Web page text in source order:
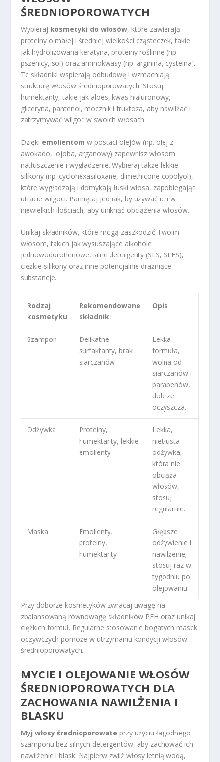
ŚREDNIOPOROWATYCH
Wybieraj kosmetyki do włosów, które zawierają
proteiny o małej i średniej wielkości cząsteczek, takie
jak hydrolizowana keratyna, proteiny roślinne (np.
pszenicy, soi) oraz aminokwasy (np. arginina, cysteina).
Te składniki wspierają odbudowę i wzmacniają
strukturę włosów średnioporowatych. Stosuj
humektanty, takie jak aloes, kwas hialuronowy,
gliceryna, pantenol, mocznik i fruktoza, aby nawilżać i
zatrzymywać wilgoć w swoich włosach.
Dzięki emolientom w postaci olejów (np. olej z
awokado, jojoba, arganowy) zapewnisz włosom
natłuszczenie i wygładzenie. Wybieraj także lekkie
silikony (np. cyclohexasiloxane, dimethicone copolyol),
które wygładzają i domykają łuski włosa, zapobiegając
utracie wilgoci. Pamiętaj jednak, by używać ich w
niewielkich ilościach, aby uniknąć obciążenia włosów.
Unikaj składników, które mogą zaszkodzić Twoim
włosom, takich jak wysuszające alkohole
jednowodorotlenowe, silne detergenty (SLS, SLES),
ciężkie silikony oraz inne potencjalnie drażniące
substancje.
Rodzaj
kosmetyku
Rekomendowane
składniki
Opis
Szampon
Delikatne
surfaktanty, brak
siarczanów
Lekka
formuła,
wolna od
siarczanów i
parabenów,
dobrze
oczyszcza.
Odżywka
Proteiny,
humektanty, lekkie
emolienty
Lekka,
nietłusta
odżywka,
która nie
obciąża
włosów,
stosuj
regularnie.
Maska
Emolienty,
proteiny,
humektanty
Głębsze
odżywienie i
nawilżenie;
stosuj raz w
tygodniu po
olejowaniu.
Przy doborze kosmetyków zwracaj uwagę na
zbalansowaną równowagę składników PEH oraz unikaj
ciężkich formuł. Regularne stosowanie bogatych masek
odżywczych pomoże w utrzymaniu kondycji włosów
średnioporowatych.
MYCIE I OLEJOWANIE WŁOSÓW
ŚREDNIOPOROWATYCH DLA
ZACHOWANIA NAWILŻENIA I
BLASKU
Myj włosy średnioporowate przy użyciu łagodnego
szamponu bez silnych detergentów, aby zachować ich
nawilżenie i blask. Najpierw zwilż włosy letnią wodą,